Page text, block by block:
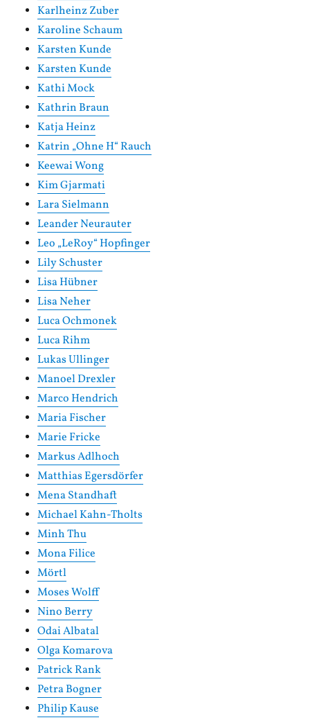
Karlheinz Zuber
Karoline Schaum
Karsten Kunde
Karsten Kunde
Kathi Mock
Kathrin Braun
Katja Heinz
Katrin „Ohne H“ Rauch
Keewai Wong
Kim Gjarmati
Lara Sielmann
Leander Neurauter
Leo „LeRoy“ Hopfinger
Lily Schuster
Lisa Hübner
Lisa Neher
Luca Ochmonek
Luca Rihm
Lukas Ullinger
Manoel Drexler
Marco Hendrich
Maria Fischer
Marie Fricke
Markus Adlhoch
Matthias Egersdörfer
Mena Standhaft
Michael Kahn-Tholts
Minh Thu
Mona Filice
Mörtl
Moses Wolff
Nino Berry
Odai Albatal
Olga Komarova
Patrick Rank
Petra Bogner
Philip Kause